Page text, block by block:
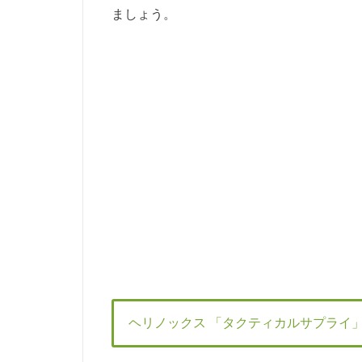
ましょう。
ヘリノックス 「タクティカルサプライ